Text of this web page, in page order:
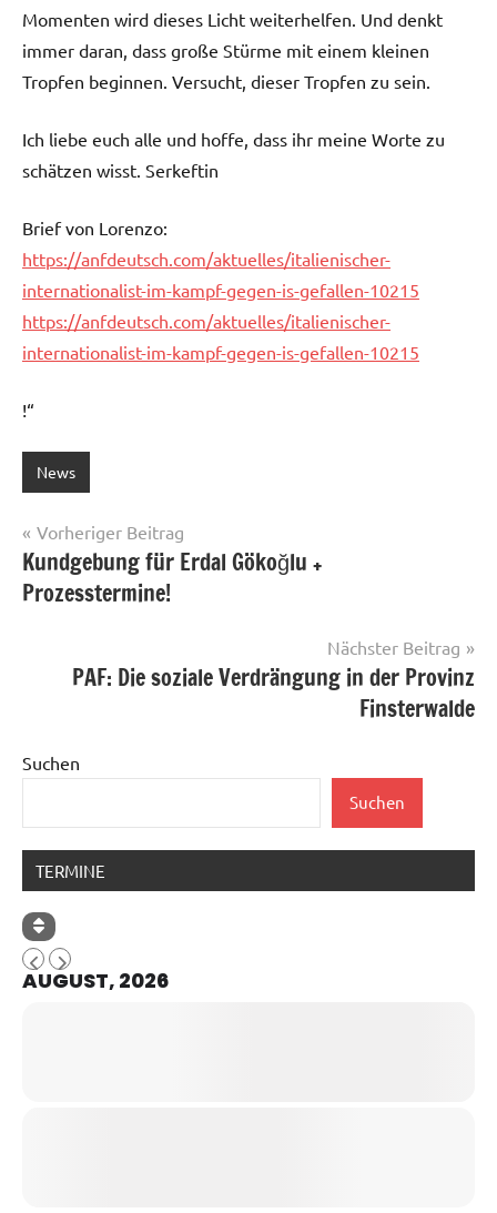
Momenten wird dieses Licht weiterhelfen. Und denkt
immer daran, dass große Stürme mit einem kleinen
Tropfen beginnen. Versucht, dieser Tropfen zu sein.
Ich liebe euch alle und hoffe, dass ihr meine Worte zu
schätzen wisst. Serkeftin
Brief von Lorenzo:
https://anfdeutsch.com/aktuelles/italienischer-
internationalist-im-kampf-gegen-is-gefallen-10215
https://anfdeutsch.com/aktuelles/italienischer-
internationalist-im-kampf-gegen-is-gefallen-10215
!“
News
Beitragsnavigation
Vorheriger Beitrag
Kundgebung für Erdal Gökoğlu +
Prozesstermine!
Nächster Beitrag
PAF: Die soziale Verdrängung in der Provinz
Finsterwalde
Suchen
Suchen
TERMINE
AUGUST, 2026